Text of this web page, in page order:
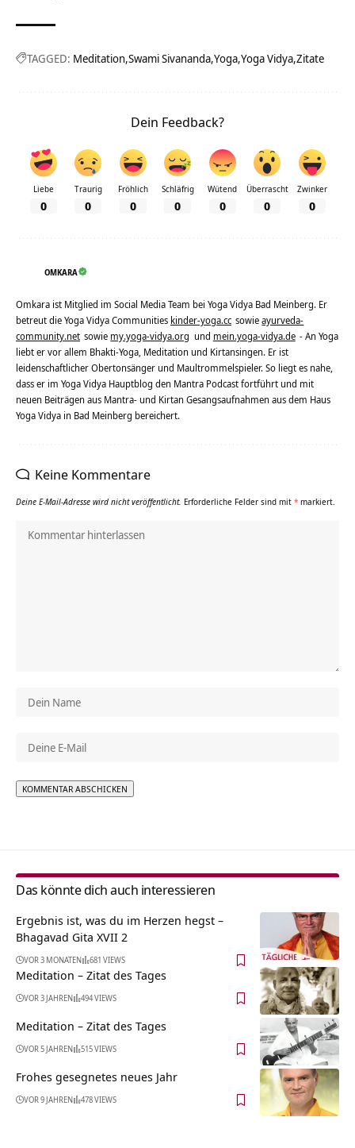
TAGGED: Meditation Swami Sivananda Yoga Yoga Vidya Zitate
Dein Feedback?
Liebe
0
Traurig
0
Fröhlich
0
Schläfrig
0
Wütend
0
Überrascht
0
Zwinker
0
OMKARA
Omkara ist Mitglied im Social Media Team bei Yoga Vidya Bad Meinberg. Er
betreut die Yoga Vidya Communities kinder-yoga.cc sowieayurveda-
community.net sowie my.yoga-vidya.org und mein.yoga-vidya.de - An Yoga
liebt er vor allem Bhakti-Yoga, Meditation und Kirtansingen. Er ist
leidenschaftlicher Obertonsänger und Maultrommelspieler. So liegt es nahe,
dass er im Yoga Vidya Hauptblog den Mantra Podcast fortführt und mit
neuen Beiträgen aus Mantra- und Kirtan Gesangsaufnahmen aus dem Haus
Yoga Vidya in Bad Meinberg bereichert.
Keine Kommentare
Deine E-Mail-Adresse wird nicht veröffentlicht. Erforderliche Felder sind mit * markiert.
Das könnte dich auch interessieren
Ergebnis ist, was du im Herzen hegst –
Bhagavad Gita XVII 2
VOR 3 MONATEN 681 VIEWS
Meditation – Zitat des Tages
VOR 3 JAHREN 494 VIEWS
Meditation – Zitat des Tages
VOR 5 JAHREN 515 VIEWS
Frohes gesegnetes neues Jahr
VOR 9 JAHREN 478 VIEWS